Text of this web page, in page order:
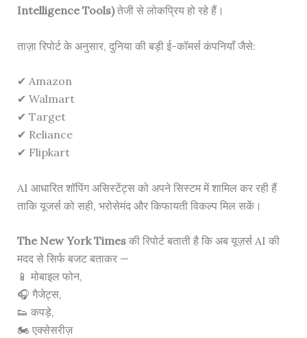
Intelligence Tools)तेजी से लोकप्रिय हो रहे हैं।
ताज़ा रिपोर्ट के अनुसार, दुनिया की बड़ी ई-कॉमर्स कंपनियाँ जैसे:
✔ Amazon
✔ Walmart
✔ Target
✔ Reliance
✔ Flipkart
AI आधारित शॉपिंग असिस्टेंट्स को अपने सिस्टम में शामिल कर रही हैं
ताकि यूजर्स को सही, भरोसेमंद और किफायती विकल्प मिल सकें।
The New York Timesकी रिपोर्ट बताती है कि अब यूज़र्स AI की
मदद से सिर्फ बजट बताकर —
📱 मोबाइल फोन,
🎧 गैजेट्स,
👟 कपड़े,
🏍 एक्सेसरीज़